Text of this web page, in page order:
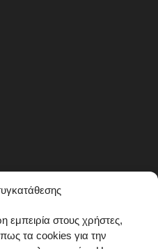
εμπειρία στους χρήστες,
τα cookies για την